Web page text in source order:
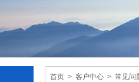
首页 > 客户中心 > 常见问